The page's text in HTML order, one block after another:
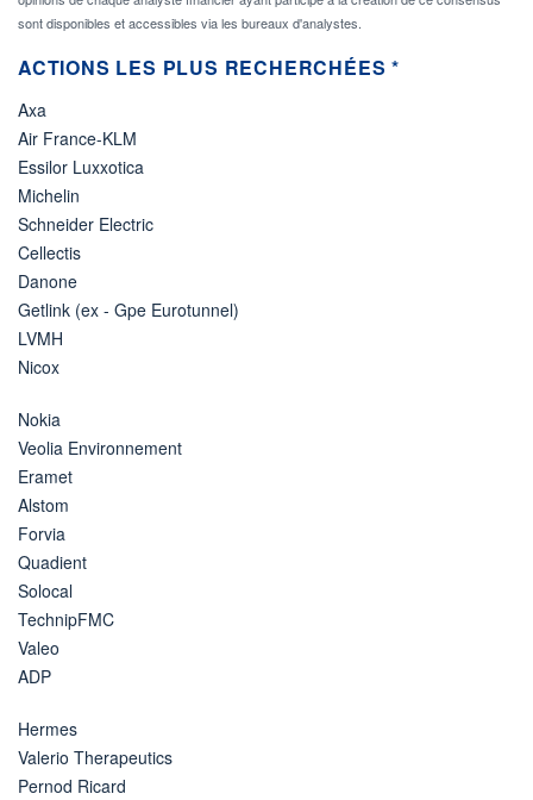
sont disponibles et accessibles via les bureaux d'analystes.
ACTIONS LES PLUS RECHERCHÉES *
Axa
Air France-KLM
Essilor Luxxotica
Michelin
Schneider Electric
Cellectis
Danone
Getlink (ex - Gpe Eurotunnel)
LVMH
Nicox
Nokia
Veolia Environnement
Eramet
Alstom
Forvia
Quadient
Solocal
TechnipFMC
Valeo
ADP
Hermes
Valerio Therapeutics
Pernod Ricard